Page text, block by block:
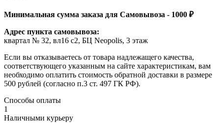
Минимальная сумма заказа для Самовывоза - 1000 ₽
Адрес пункта самовывоза:
квартал № 32, вл16 с2, БЦ Neopolis, 3 этаж
Если вы отказываетесь от товара надлежащего качества,
соответствующего указанным на сайте характеристикам, вам
необходимо оплатить стоимость обратной доставки в размере
500 рублей (согласно п.3 ст. 497 ГК РФ).
Способы оплаты
1
Наличными курьеру